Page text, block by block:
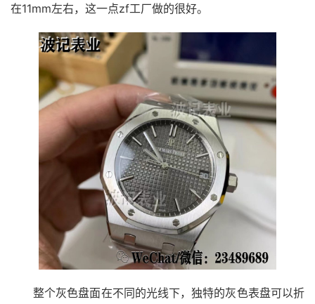
在11mm左右，这一点zf工厂做的很好。
整个灰色盘面在不同的光线下，独特的灰色表盘可以折